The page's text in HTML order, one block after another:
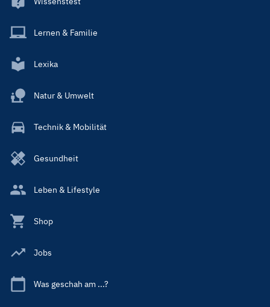
Lernen & Familie
Lexika
Natur & Umwelt
Technik & Mobilität
Gesundheit
Leben & Lifestyle
Shop
Jobs
Was geschah am ...?